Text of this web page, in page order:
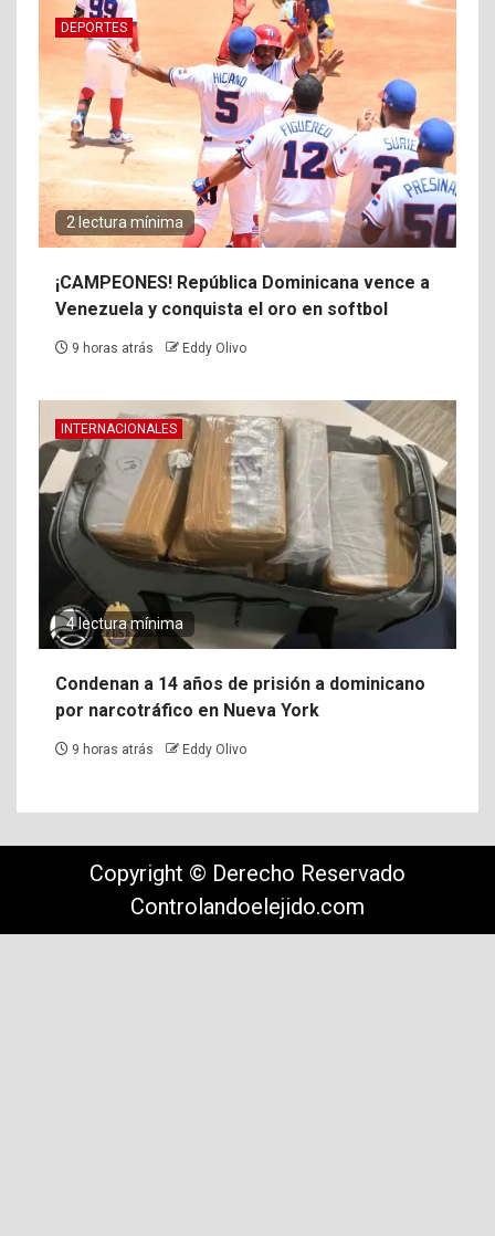
DEPORTES
2 lectura mínima
¡CAMPEONES! República Dominicana vence a
Venezuela y conquista el oro en softbol
9 horas atrás Eddy Olivo
INTERNACIONALES
4 lectura mínima
Condenan a 14 años de prisión a dominicano
por narcotráfico en Nueva York
9 horas atrás Eddy Olivo
Copyright © Derecho Reservado
Controlandoelejido.com